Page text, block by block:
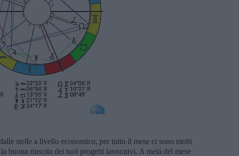
stelle a livello economico, per tutto il mese ci sono molti
buona riuscita dei tuoi progetti lavorativi. A metá del mese